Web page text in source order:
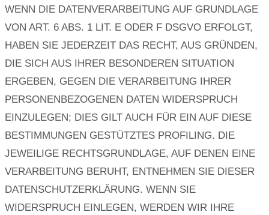
WENN DIE DATENVERARBEITUNG AUF GRUNDLAGE
VON ART. 6 ABS. 1 LIT. E ODER F DSGVO ERFOLGT,
HABEN SIE JEDERZEIT DAS RECHT, AUS GRÜNDEN,
DIE SICH AUS IHRER BESONDEREN SITUATION
ERGEBEN, GEGEN DIE VERARBEITUNG IHRER
PERSONENBEZOGENEN DATEN WIDERSPRUCH
EINZULEGEN; DIES GILT AUCH FÜR EIN AUF DIESE
BESTIMMUNGEN GESTÜTZTES PROFILING. DIE
JEWEILIGE RECHTSGRUNDLAGE, AUF DENEN EINE
VERARBEITUNG BERUHT, ENTNEHMEN SIE DIESER
DATENSCHUTZERKLÄRUNG. WENN SIE
WIDERSPRUCH EINLEGEN, WERDEN WIR IHRE